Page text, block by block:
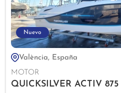
Nuevo
València, España
MOTOR
QUICKSILVER ACTIV